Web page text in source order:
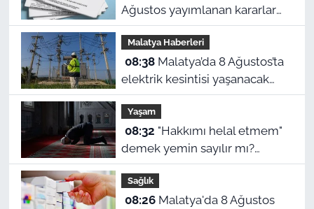
Ağustos yayımlanan kararlar
belli oldu
Malatya Haberleri
08:38Malatya’da 8 Ağustos’ta
elektrik kesintisi yaşanacak
ilçeler ve mahalleler
Yaşam
08:32
demek yemin sayılır mı?
Malatya 8 Ağustos namaz
vakitleri
Sağlık
08:26Malatya'da 8 Ağustos